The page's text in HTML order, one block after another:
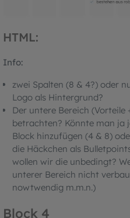
HTML:
Info:
zwei Spalten (8 & 4?) oder
Logo als Hintergrund?
Der untere Bereich
betrachten? Könnte man ja
Block hinzufügen (4 & 8)
die Häckchen als
wollen wir die unbedingt?
unterer Bereich nicht
nowtwendig m.m.n.)
Block 4